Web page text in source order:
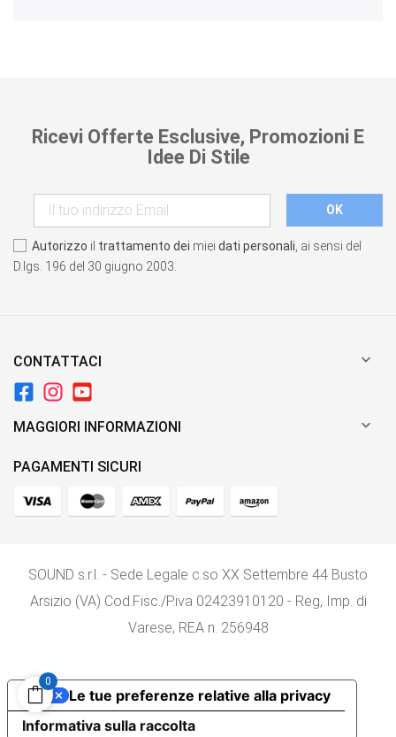
Ricevi Offerte Esclusive, Promozioni E
Idee Di Stile
Autorizzo il trattamento dei miei dati personali , ai sensi del
D.lgs. 196 del 30 giugno 2003.
CONTATTACI 
MAGGIORI INFORMAZIONI 
PAGAMENTI SICURI
SOUND s.r.l. - Sede Legale c.so XX Settembre 44 Busto
Arsizio (VA) Cod.Fisc./P.iva 02423910120 - Reg, Imp. di
Varese, REA n. 256948
0
Informativa sulla raccolta
Le tue preferenze relative alla privacy